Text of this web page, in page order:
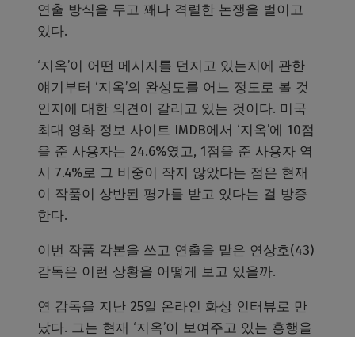
연출 방식을 두고 꽤나 격렬한 논쟁을 벌이고
있다.
‘지옥’이 어떤 메시지를 던지고 있는지에 관한
얘기부터 ‘지옥’의 완성도를 어느 정도로 볼 것
인지에 대한 의견이 갈리고 있는 것이다. 미국
최대 영화 정보 사이트 IMDB에서 ‘지옥’에 10점
을 준 사용자는 24.6%였고, 1점을 준 사용자 역
시 7.4%로 그 비중이 작지 않았다는 점은 현재
이 작품이 상반된 평가를 받고 있다는 걸 방증
한다.
이번 작품 각본을 쓰고 연출을 맡은 연상호(43)
감독은 이런 상황을 어떻게 보고 있을까.
연 감독을 지난 25일 온라인 화상 인터뷰로 만
났다. 그는 현재 ‘지옥’이 보여주고 있는 흥행을